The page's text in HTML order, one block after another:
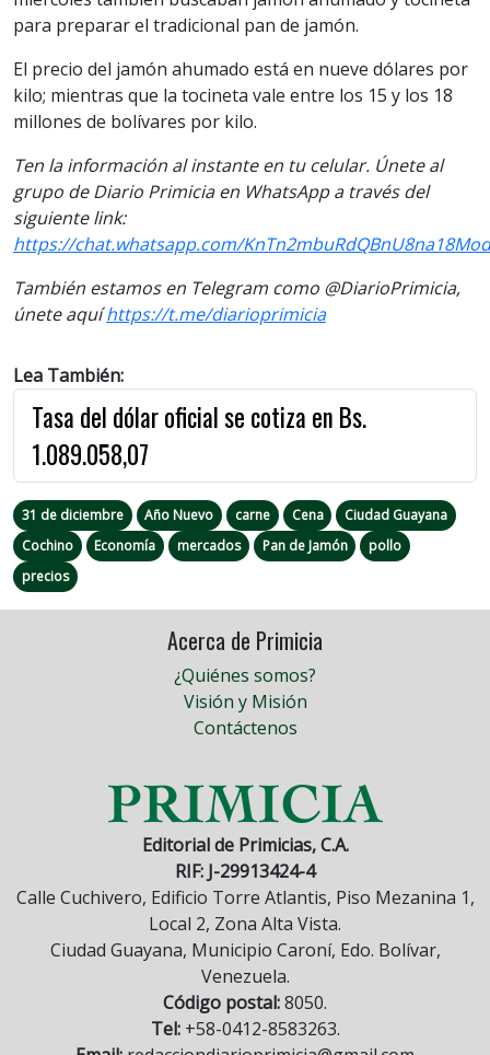
para preparar el tradicional pan de jamón.
El precio del jamón ahumado está en nueve dólares por
kilo; mientras que la tocineta vale entre los 15 y los 18
millones de bolívares por kilo.
Ten la información al instante en tu celular. Únete al
grupo de Diario Primicia en WhatsApp a través del
siguiente link:
https://chat.whatsapp.com/KnTn2mbuRdQBnU8na18Mod
También estamos en Telegram como @DiarioPrimicia,
únete aquíhttps://t.me/diarioprimicia
Lea También:
Tasa del dólar oficial se cotiza en Bs.
1.089.058,07
31 de diciembre Año Nuevo carne Cena
Ciudad Guayana
Cochino
Economía mercados Pan de Jamón
pollo
precios
Acerca de Primicia
¿Quiénes somos?
Visión y Misión
Contáctenos
Editorial de Primicias, C.A.
RIF: J-29913424-4
Calle Cuchivero, Edificio Torre Atlantis, Piso Mezanina 1,
Local 2, Zona Alta Vista.
Ciudad Guayana, Municipio Caroní, Edo. Bolívar,
Venezuela.
Código postal:8050.
Tel:+58-0412-8583263.